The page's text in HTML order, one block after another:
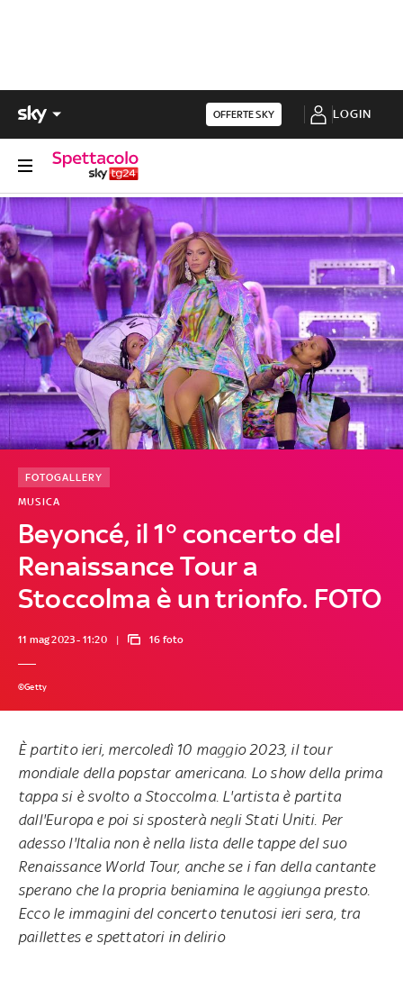
OFFERTE SKY LOGIN
Beyoncé, il 1° concerto del
Renaissance Tour a
Stoccolma è un trionfo. FOTO
MUSICA
FOTOGALLERY
11 mag 2023 - 11:20 16 foto
©Getty
È partito ieri, mercoledì 10 maggio 2023, il tour
mondiale della popstar americana. Lo show della prima
tappa si è svolto a Stoccolma. L'artista è partita
dall'Europa e poi si sposterà negli Stati Uniti. Per
adesso l'Italia non è nella lista delle tappe del suo
Renaissance World Tour, anche se i fan della cantante
sperano che la propria beniamina le aggiunga presto.
Ecco le immagini del concerto tenutosi ieri sera, tra
paillettes e spettatori in delirio